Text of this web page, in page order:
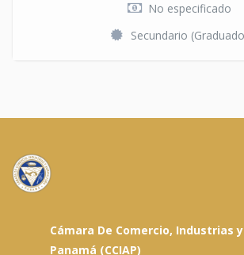
No especificado
Secundario
Cámara De Comercio, Industrias
Panamá (CCIAP)